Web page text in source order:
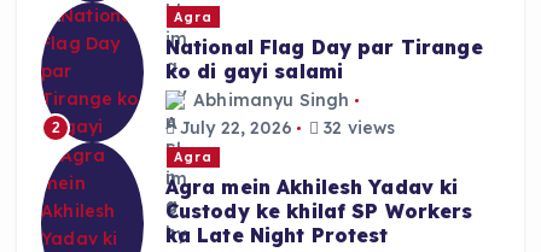
2
Agra
National Flag Day par Tirange
ko di gayi salami
Abhimanyu Singh
July 22, 2026
32 views
Agra
Agra mein Akhilesh Yadav ki
Custody ke khilaf SP Workers
ka Late Night Protest